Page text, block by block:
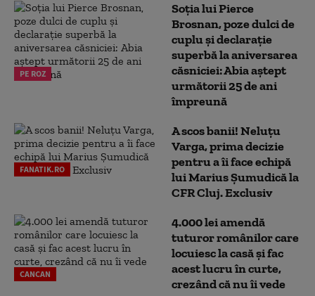
PE ROZ
Soția lui Pierce
Brosnan, poze dulci de
cuplu și declarație
superbă la aniversarea
căsniciei: Abia aștept
următorii 25 de ani
împreună
FANATIK.RO
A scos banii! Neluțu
Varga, prima decizie
pentru a îi face echipă
lui Marius Șumudică la
CFR Cluj. Exclusiv
CANCAN
4.000 lei amendă
tuturor românilor care
locuiesc la casă și fac
acest lucru în curte,
crezând că nu îi vede